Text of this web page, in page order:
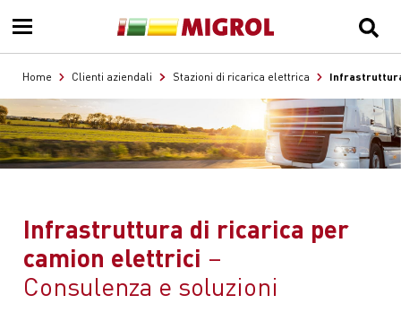
Home Clienti aziendali Stazioni di ricarica elettrica
Infrastruttura di ricarica per
camion elettrici
Consulenza e soluzioni